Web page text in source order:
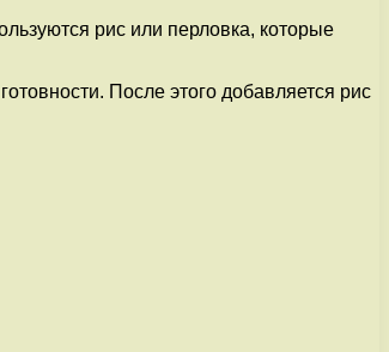
рис или перловка, которые
После этого добавляется рис